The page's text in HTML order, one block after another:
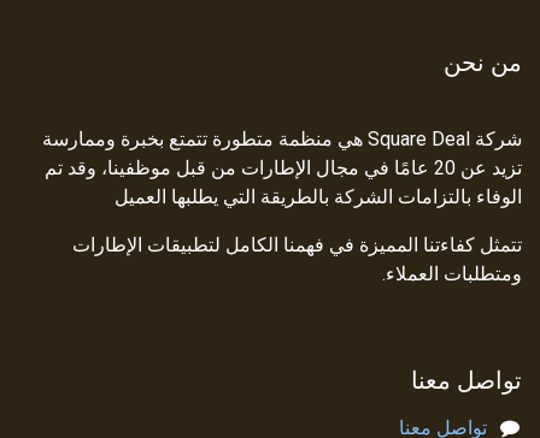
من نحن
شركة Square Deal هي منظمة متطورة تتمتع بخبرة وممارسة
تزيد عن 20 عامًا في مجال الإطارات من قبل موظفينا، وقد تم
الوفاء بالتزامات الشركة بالطريقة التي يطلبها العميل
تتمثل كفاءتنا المميزة في فهمنا الكامل لتطبيقات الإطارات
ومتطلبات العملاء.
تواصل معنا
تواصل معنا